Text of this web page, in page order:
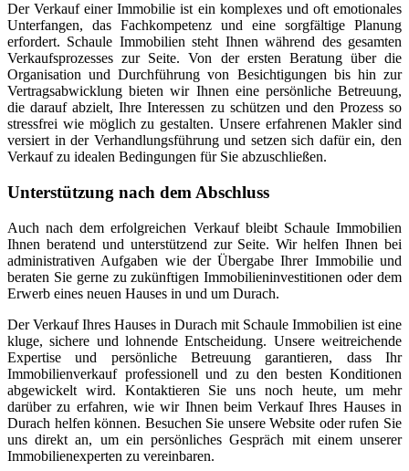
Der Verkauf einer Immobilie ist ein komplexes und oft emotionales
Unterfangen, das Fachkompetenz und eine sorgfältige Planung
erfordert. Schaule Immobilien steht Ihnen während des gesamten
Verkaufsprozesses zur Seite. Von der ersten Beratung über die
Organisation und Durchführung von Besichtigungen bis hin zur
Vertragsabwicklung bieten wir Ihnen eine persönliche Betreuung,
die darauf abzielt, Ihre Interessen zu schützen und den Prozess so
stressfrei wie möglich zu gestalten. Unsere erfahrenen Makler sind
versiert in der Verhandlungsführung und setzen sich dafür ein, den
Verkauf zu idealen Bedingungen für Sie abzuschließen.
Unterstützung nach dem Abschluss
Auch nach dem erfolgreichen Verkauf bleibt Schaule Immobilien
Ihnen beratend und unterstützend zur Seite. Wir helfen Ihnen bei
administrativen Aufgaben wie der Übergabe Ihrer Immobilie und
beraten Sie gerne zu zukünftigen Immobilieninvestitionen oder dem
Erwerb eines neuen Hauses in und um Durach.
Der Verkauf Ihres Hauses in Durach mit Schaule Immobilien ist eine
kluge, sichere und lohnende Entscheidung. Unsere weitreichende
Expertise und persönliche Betreuung garantieren, dass Ihr
Immobilienverkauf professionell und zu den besten Konditionen
abgewickelt wird. Kontaktieren Sie uns noch heute, um mehr
darüber zu erfahren, wie wir Ihnen beim Verkauf Ihres Hauses in
Durach helfen können. Besuchen Sie unsere Website oder rufen Sie
uns direkt an, um ein persönliches Gespräch mit einem unserer
Immobilienexperten zu vereinbaren.